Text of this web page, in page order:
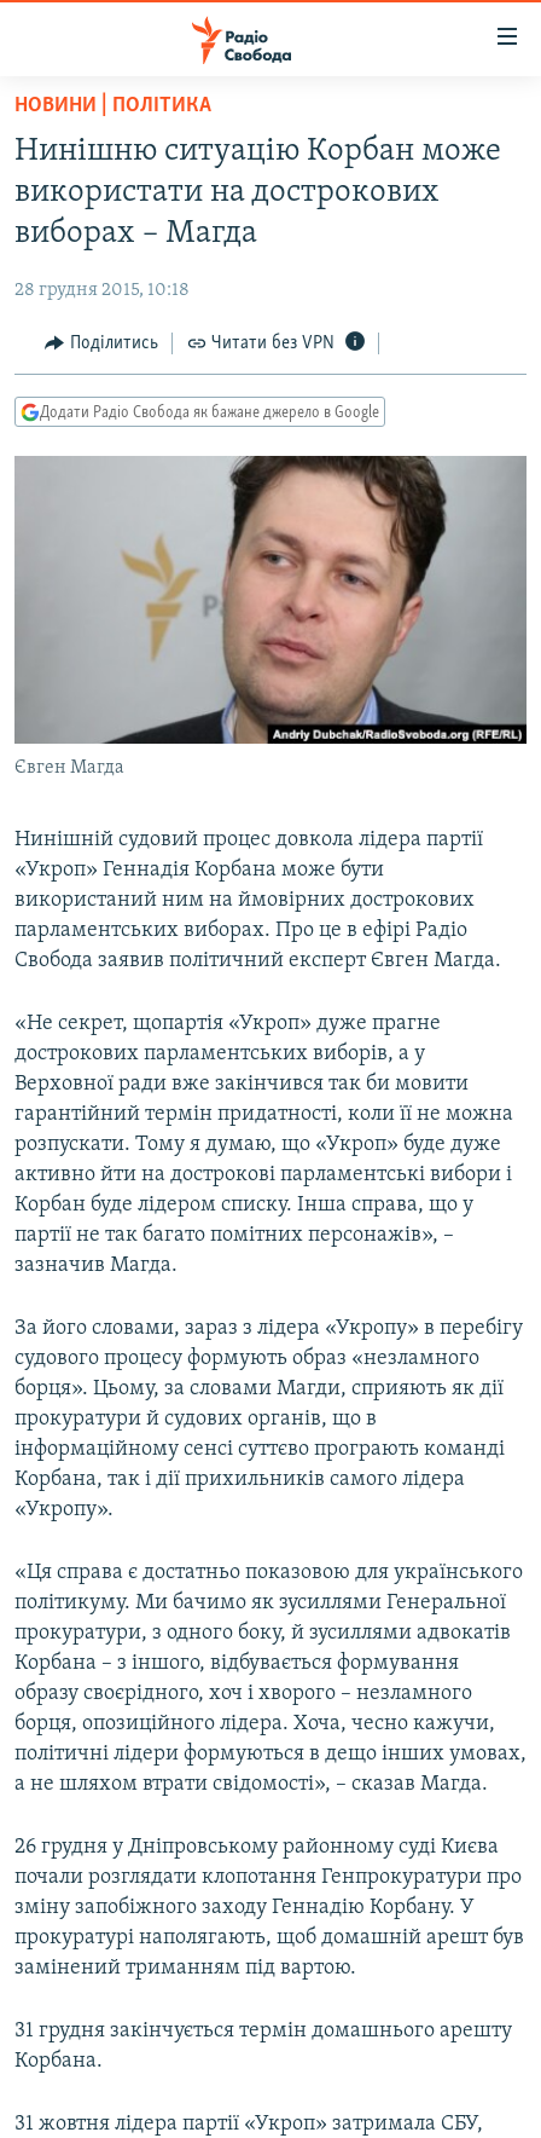
Перейти
основного
матеріалу
Перейти
до
основної
навігації
Перейти
до
пошуку
СТАТТІ
ЕКОНОМІКА
СУСПІЛЬСТВО
РОСІЙСЬКА «ФІЛЬТРАЦІЯ»
ДОНБАС.РЕАЛІЇ
ТИ ЯК?
МУЛЬТИМЕДІА
СПЕЦПРОЄКТИ
КРИМ РЕАЛІЇ
УКР
КТАТ
ДОЛУЧАЙСЯ!
Усі сайти RFE/RL
НОВИНИ | ПОЛІТИКА
Нинішню ситуацію Корбан може
використати на дострокових
виборах – Магда
28 грудня 2015, 10:18
Поділитись Читати без VPN
Додати Радіо Свобода як бажане джерело в Google
Євген Магда
Нинішній судовий процес довкола лідера партії
«Укроп» Геннадія Корбана може бути
використаний ним на ймовірних дострокових
парламентських виборах. Про це в ефірі Радіо
Свобода заявив політичний експерт Євген Магда.
«Не секрет, щопартія «Укроп» дуже прагне
дострокових парламентських виборів, а у
Верховної ради вже закінчився так би мовити
гарантійний термін придатності, коли її не можна
розпускати. Тому я думаю, що «Укроп» буде дуже
активно йти на дострокові парламентські вибори і
Корбан буде лідером списку. Інша справа, що у
партії не так багато помітних персонажів», –
зазначив Магда.
За його словами, зараз з лідера «Укропу» в перебігу
судового процесу формують образ «незламного
борця». Цьому, за словами Магди, сприяють як дії
прокуратури й судових органів, що в
інформаційному сенсі суттєво програють команді
Корбана, так і дії прихильників самого лідера
«Укропу».
«Ця справа є достатньо показовою для українського
політикуму. Ми бачимо як зусиллями Генеральної
прокуратури, з одного боку, й зусиллями адвокатів
Корбана – з іншого, відбувається формування
образу своєрідного, хоч і хворого – незламного
борця, опозиційного лідера. Хоча, чесно кажучи,
політичні лідери формуються в дещо інших умовах,
а не шляхом втрати свідомості», – сказав Магда.
26 грудня у Дніпровському районному суді Києва
почали розглядати клопотання Генпрокуратури про
зміну запобіжного заходу Геннадію Корбану. У
прокуратурі наполягають, щоб домашній арешт був
замінений триманням під вартою.
31 грудня закінчується термін домашнього арешту
Корбана.
31 жовтня лідера партії «Укроп» затримала СБУ,